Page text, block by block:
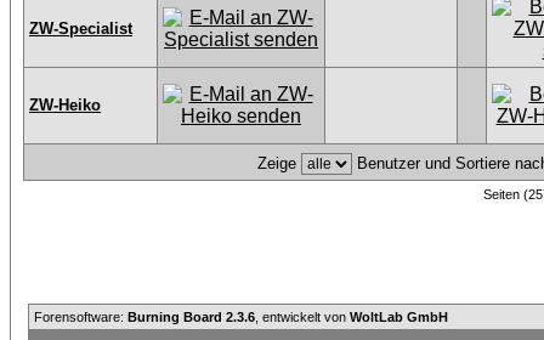
ZW-Specialist
ZW-Heiko
Zeige Benutzer und Sortiere
Seiten
Forensoftware: Burning Board 2.3.6 , entwickelt von WoltLab GmbH